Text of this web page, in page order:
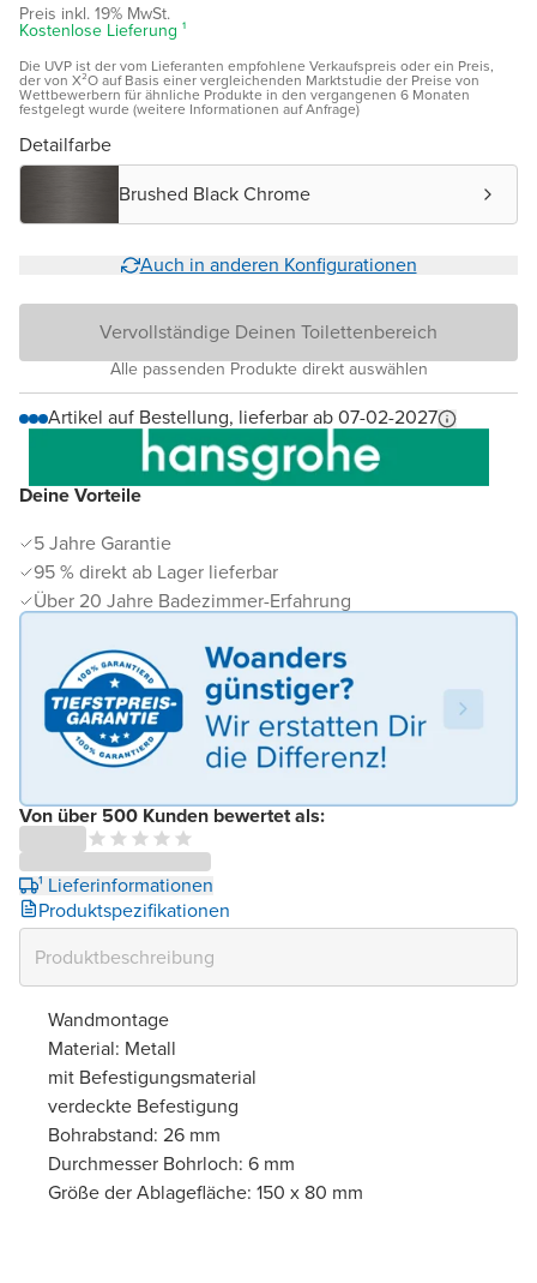
Deine Vorteile
5 Jahre Garantie
95 % direkt ab Lager lieferbar
Über 20 Jahre Badezimmer-Erfahrung
Von über 500 Kunden bewertet als:
¹ Lieferinformationen
Produktspezifikationen
Preis inkl. 19% MwSt.
Kostenlose Lieferung ¹
Die UVP ist der vom Lieferanten empfohlene Verkaufspreis oder ein Preis,
der von X²O auf Basis einer vergleichenden Marktstudie der Preise von
Wettbewerbern für ähnliche Produkte in den vergangenen 6 Monaten
festgelegt wurde (weitere Informationen auf Anfrage)
Detailfarbe
Brushed Black Chrome
Auch in anderen Konfigurationen
Vervollständige Deinen Toilettenbereich
Alle passenden Produkte direkt auswählen
Artikel auf Bestellung, lieferbar ab 07-02-2027
Wandmontage
Material: Metall
mit Befestigungsmaterial
verdeckte Befestigung
Bohrabstand: 26 mm
Durchmesser Bohrloch: 6 mm
Größe der Ablagefläche: 150 x 80 mm